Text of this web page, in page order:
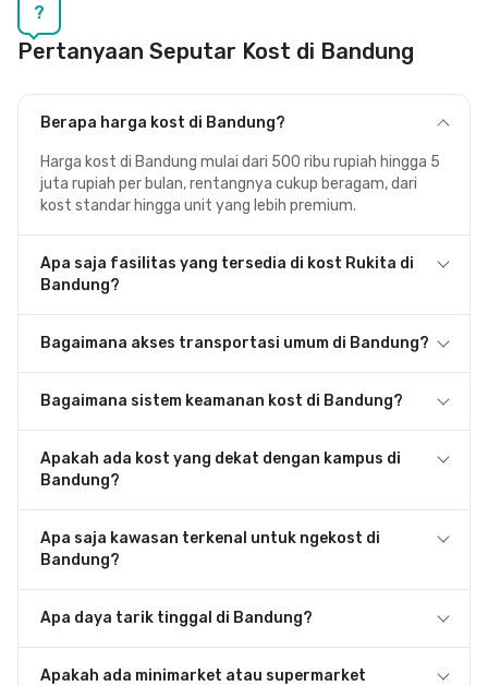
?
Pertanyaan Seputar Kost di Bandung
Berapa harga kost di Bandung?
Harga kost di Bandung mulai dari 500 ribu rupiah hingga 5
juta rupiah per bulan, rentangnya cukup beragam, dari
kost standar hingga unit yang lebih premium.
Apa saja fasilitas yang tersedia di kost Rukita di
Bandung?
Bagaimana akses transportasi umum di Bandung?
Bagaimana sistem keamanan kost di Bandung?
Apakah ada kost yang dekat dengan kampus di
Bandung?
Apa saja kawasan terkenal untuk ngekost di
Bandung?
Apa daya tarik tinggal di Bandung?
Apakah ada minimarket atau supermarket